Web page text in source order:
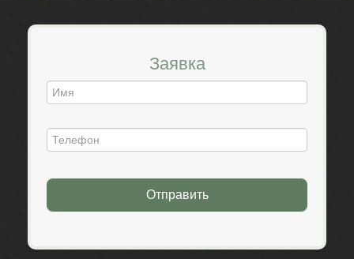
Заявка
Отправить